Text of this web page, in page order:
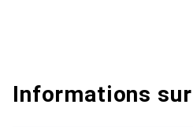
Informations